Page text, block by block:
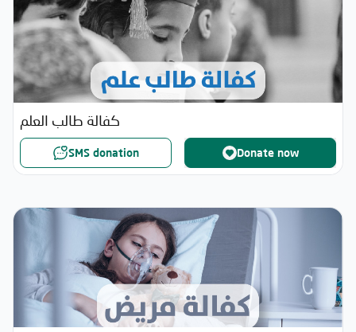
كفالة طالب العلم
SMS donation Donate now